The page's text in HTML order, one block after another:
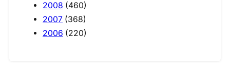
2008 (460)
2007 (368)
2006 (220)